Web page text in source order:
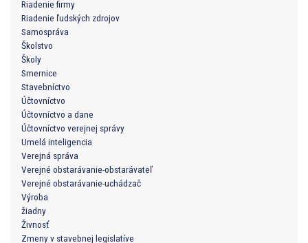
Riadenie firmy
Riadenie ľudských zdrojov
Samospráva
Školstvo
Školy
Smernice
Stavebníctvo
Účtovníctvo
Účtovníctvo a dane
Účtovníctvo verejnej správy
Umelá inteligencia
Verejná správa
Verejné obstarávanie-obstarávateľ
Verejné obstarávanie-uchádzač
Výroba
žiadny
Živnosť
Zmeny v stavebnej legislatíve